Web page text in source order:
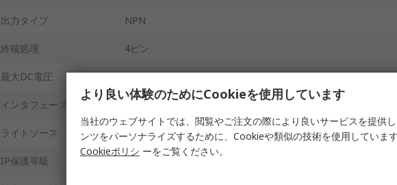
出力タイプ NPN
終端処理 4ピン
最大DC電圧 30V
インタフェースタイプ 4ピンコネクタ
ライトソース LED
IP保護等級
より良い体験のためにCookieを使用しています
当社のウェブサイトでは、閲覧やご注文の際により良いサービスを提供
ンツをパーソナライズするために、Cookieや類似の技術を使用していま
Cookieポリシ ーをご覧ください。